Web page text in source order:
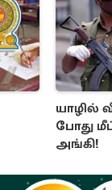
யாழில்
போது
அங்கி!